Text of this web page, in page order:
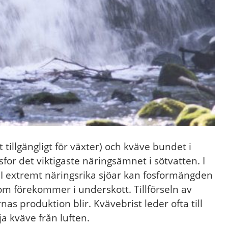
för växter) och kväve bundet i
det viktigaste näringsämnet i sötvatten. I
näringsrika sjöar kan fosformängden
förekommer i underskott. Tillförseln av
produktion blir. Kvävebrist leder ofta till
kväve från luften.